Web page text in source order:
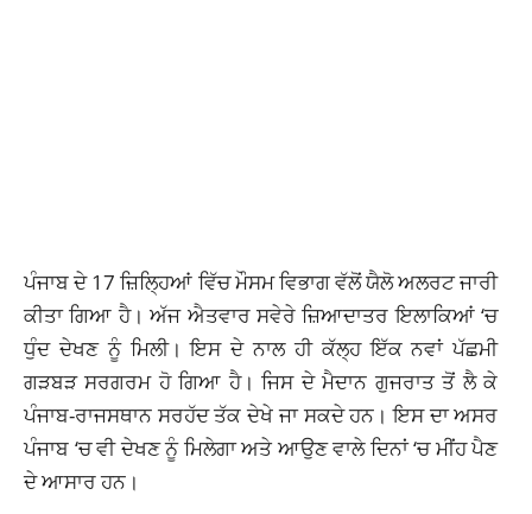
ਪੰਜਾਬ ਦੇ 17 ਜ਼ਿਲ੍ਹਿਆਂ ਵਿੱਚ ਮੌਸਮ ਵਿਭਾਗ ਵੱਲੋਂ ਯੈਲੋ ਅਲਰਟ ਜਾਰੀ
ਕੀਤਾ ਗਿਆ ਹੈ। ਅੱਜ ਐਤਵਾਰ ਸਵੇਰੇ ਜ਼ਿਆਦਾਤਰ ਇਲਾਕਿਆਂ ‘ਚ
ਧੁੰਦ ਦੇਖਣ ਨੂੰ ਮਿਲੀ। ਇਸ ਦੇ ਨਾਲ ਹੀ ਕੱਲ੍ਹ ਇੱਕ ਨਵਾਂ ਪੱਛਮੀ
ਗੜਬੜ ਸਰਗਰਮ ਹੋ ਗਿਆ ਹੈ। ਜਿਸ ਦੇ ਮੈਦਾਨ ਗੁਜਰਾਤ ਤੋਂ ਲੈ ਕੇ
ਪੰਜਾਬ-ਰਾਜਸਥਾਨ ਸਰਹੱਦ ਤੱਕ ਦੇਖੇ ਜਾ ਸਕਦੇ ਹਨ। ਇਸ ਦਾ ਅਸਰ
ਪੰਜਾਬ ‘ਚ ਵੀ ਦੇਖਣ ਨੂੰ ਮਿਲੇਗਾ ਅਤੇ ਆਉਣ ਵਾਲੇ ਦਿਨਾਂ ‘ਚ ਮੀਂਹ ਪੈਣ
ਦੇ ਆਸਾਰ ਹਨ।